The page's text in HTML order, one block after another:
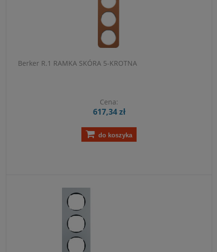
Berker R.1 RAMKA SKÓRA 5-KROTNA
Cena:
617,34 zł
do koszyka